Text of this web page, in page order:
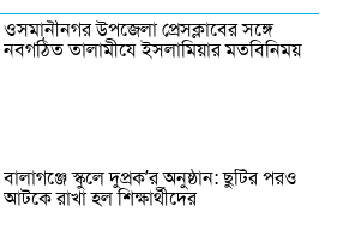
ওসমানীনগর উপজেলা প্রেসক্লাবের সঙ্গে
নবগঠিত তালামীযে ইসলামিয়ার মতবিনিময়
বালাগঞ্জে স্কুলে দুপ্রক’র অনুষ্ঠান: ছুটির পরও
আটকে রাখা হল শিক্ষার্থীদের